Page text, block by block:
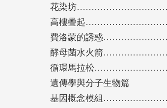
花染坊
高樓疊起
費洛蒙的誘惑
酵母菌水火箭
循環馬拉松
遺傳學與分子生物篇
基因概念模組